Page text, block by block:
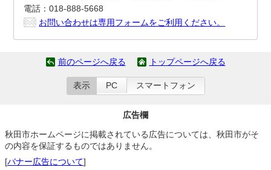
電話：018-888-5668
お問い合わせは専用フォームをご利用ください。
前のページへ戻る トップページへ戻る
表示 PC スマートフォン
広告欄
秋田市ホームページに掲載されている広告については、秋田市がそ
の内容を保証するものではありません。
[バナー広告について]